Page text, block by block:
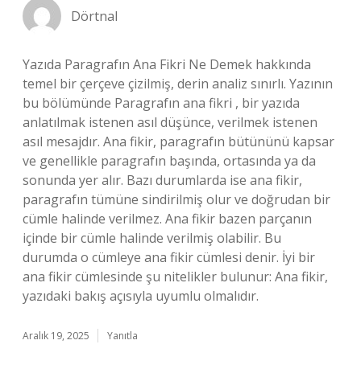
Dörtnal
Yazıda Paragrafın Ana Fikri Ne Demek hakkında
temel bir çerçeve çizilmiş, derin analiz sınırlı. Yazının
bu bölümünde Paragrafın ana fikri , bir yazıda
anlatılmak istenen asıl düşünce, verilmek istenen
asıl mesajdır. Ana fikir, paragrafın bütününü kapsar
ve genellikle paragrafın başında, ortasında ya da
sonunda yer alır. Bazı durumlarda ise ana fikir,
paragrafın tümüne sindirilmiş olur ve doğrudan bir
cümle halinde verilmez. Ana fikir bazen parçanın
içinde bir cümle halinde verilmiş olabilir. Bu
durumda o cümleye ana fikir cümlesi denir. İyi bir
ana fikir cümlesinde şu nitelikler bulunur: Ana fikir,
yazıdaki bakış açısıyla uyumlu olmalıdır.
Aralık 19, 2025 Yanıtla